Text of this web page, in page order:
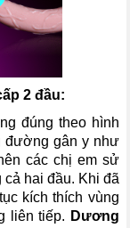
2 đầu:
đúng theo hình
đường gân y như
các chị em sử
hai đầu. Khi đã
kích thích vùng
liên tiếp. Dương